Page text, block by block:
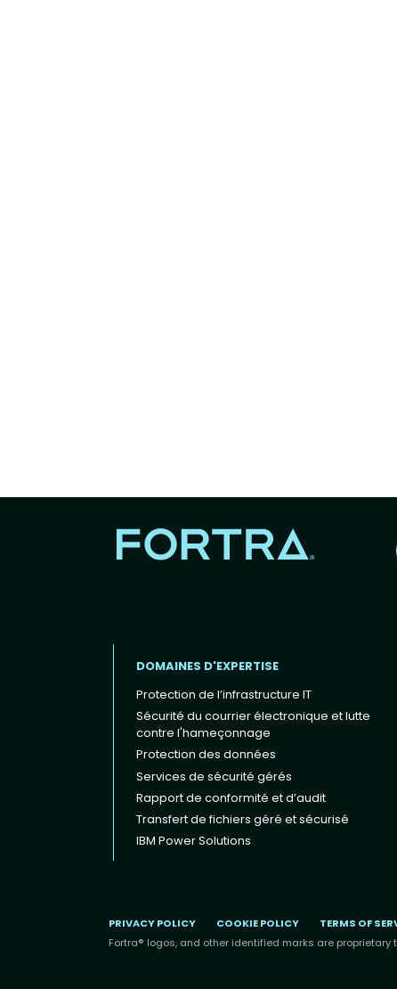
Footer menu (FR)
DOMAINES D'EXPERTISE
Protection de l’infrastructure IT
Sécurité du courrier électronique et lutte
contre l'hameçonnage
Protection des données
Services de sécurité gérés
Rapport de conformité et d’audit
Transfert de fichiers géré et sécurisé
IBM Power Solutions
PRIVACY POLICY COOKIE POLICY TERMS OF
Fortra® logos, and other identified marks are proprietary